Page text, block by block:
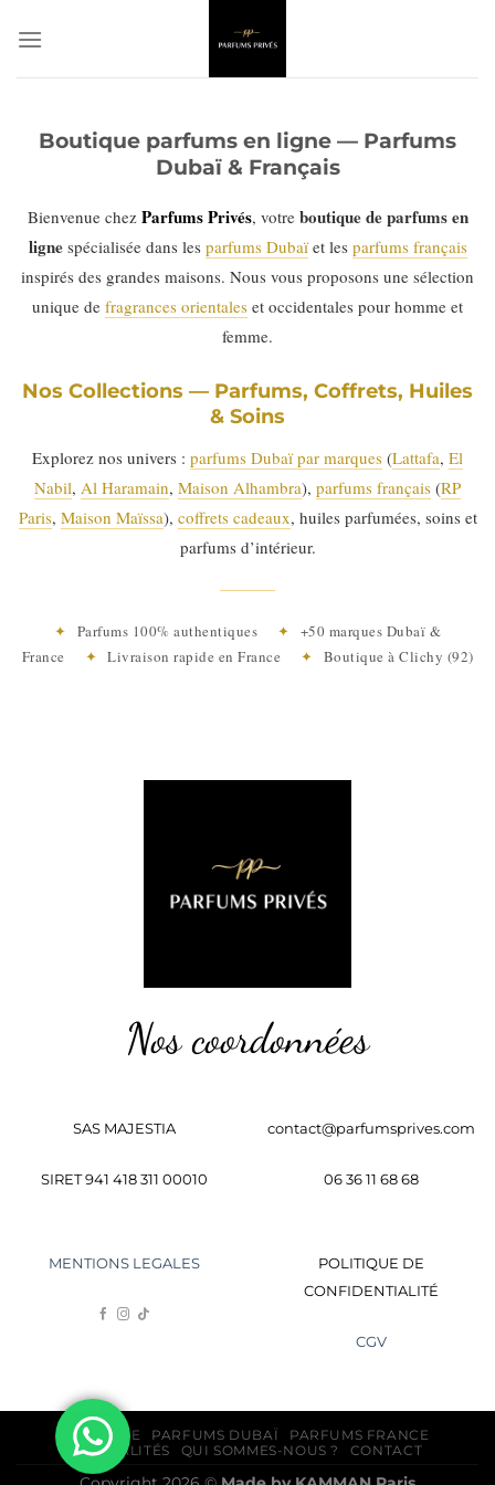
au
Boutique parfums en ligne — Parfums
Dubaï & Français
Bienvenue chez Parfums Privés, votre boutique de parfums en
lignespécialisée dans les parfums Dubaïet les parfums français
inspirés des grandes maisons. Nous vous proposons une sélection
unique de fragrances orientales et occidentales pour homme et
femme.
Nos Collections — Parfums, Coffrets, Huiles
& Soins
Explorez nos univers : parfums Dubaï par marques (Lattafa, El
Nabil, Al Haramain, Maison Alhambra), parfums français (RP
Paris, Maison Maïssa), coffrets cadeaux, huiles parfumées, soins et
parfums d’intérieur.
✦ Parfums 100% authentiques ✦ +50 marques Dubaï &
France ✦ Livraison rapide en France ✦ Boutique à Clichy (92)
Nos coordonnées
SAS MAJESTIA
SIRET 941 418 311 00010
contact@parfumsprives.com
06 36 11 68 68
MENTIONS LEGALES
POLITIQUE DE
CONFIDENTIALITÉ
CGV
BOUTIQUE PARFUMS DUBAÏ
PARFUMS FRANCE
ACTUALITÉS
QUI SOMMES-NOUS ? CONTACT